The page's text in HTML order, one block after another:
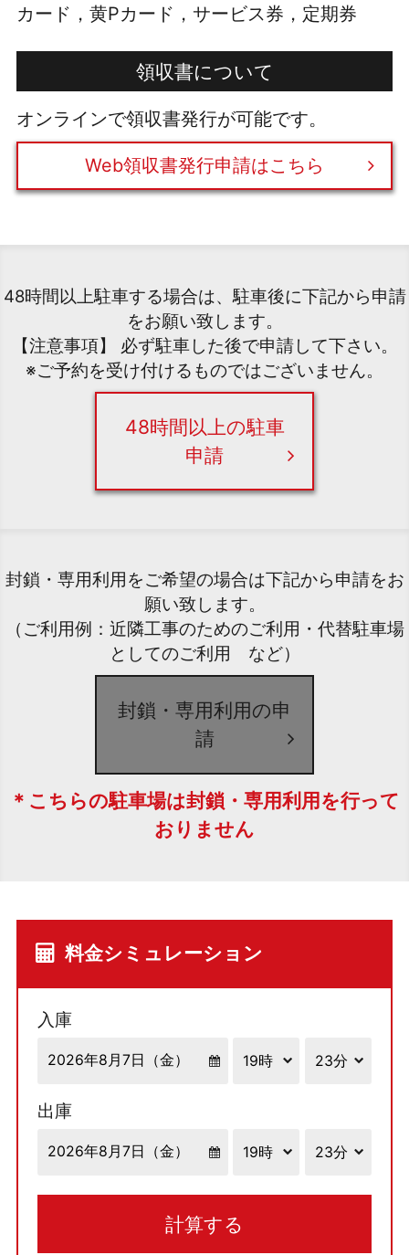
カード，黄Pカード，サービス券，定期券
領収書について
オンラインで領収書発行が可能です。
Web領収書発行申請はこちら
48時間以上駐車する場合は、駐車後に下記から申請
をお願い致します。
【注意事項】 必ず駐車した後で申請して下さい。
※ご予約を受け付けるものではございません。
48時間以上の駐車
申請
封鎖・専用利用をご希望の場合は下記から申請をお
願い致します。
（ご利用例：近隣工事のためのご利用・代替駐車場
としてのご利用 など）
封鎖・専用利用の申
請
＊こちらの駐車場は封鎖・専用利用を行って
おりません
料金シミュレーション
入庫
出庫
計算する